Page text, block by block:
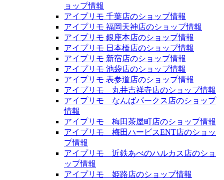
ョップ情報
アイプリモ 千葉店のショップ情報
アイプリモ 福岡天神店のショップ情報
アイプリモ 銀座本店のショップ情報
アイプリモ 日本橋店のショップ情報
アイプリモ 新宿店のショップ情報
アイプリモ 池袋店のショップ情報
アイプリモ 表参道店のショップ情報
アイプリモ 丸井吉祥寺店のショップ情報
アイプリモ なんばパークス店のショップ
情報
アイプリモ 梅田茶屋町店のショップ情報
アイプリモ 梅田ハービスENT店のショッ
プ情報
アイプリモ 近鉄あべのハルカス店のショ
ップ情報
アイプリモ 姫路店のショップ情報